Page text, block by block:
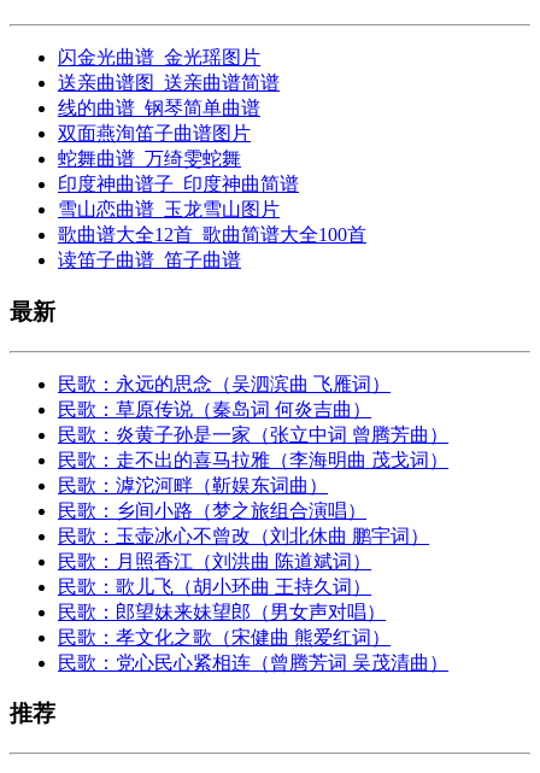
闪金光曲谱_金光瑶图片
送亲曲谱图_送亲曲谱简谱
线的曲谱_钢琴简单曲谱
双面燕洵笛子曲谱图片
蛇舞曲谱_万绮雯蛇舞
印度神曲谱子_印度神曲简谱
雪山恋曲谱_玉龙雪山图片
歌曲谱大全12首_歌曲简谱大全100首
读笛子曲谱_笛子曲谱
最新
民歌：永远的思念（吴泗滨曲 飞雁词）
民歌：草原传说（秦岛词 何炎吉曲）
民歌：炎黄子孙是一家（张立中词 曾腾芳曲）
民歌：走不出的喜马拉雅（李海明曲 茂戈词）
民歌：滹沱河畔（靳娱东词曲）
民歌：乡间小路（梦之旅组合演唱）
民歌：玉壶冰心不曾改（刘北休曲 鹏宇词）
民歌：月照香江（刘洪曲 陈道斌词）
民歌：歌儿飞（胡小环曲 王持久词）
民歌：郎望妹来妹望郎（男女声对唱）
民歌：孝文化之歌（宋健曲 熊爱红词）
民歌：党心民心紧相连（曾腾芳词 吴茂清曲）
推荐